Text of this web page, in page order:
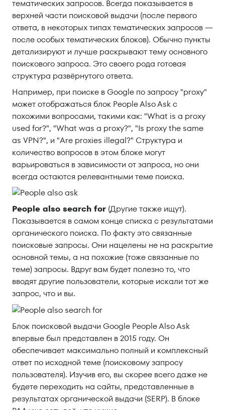
тематических запросов. Всегда показывается в
верхней части поисковой выдачи (после первого
ответа, в некоторых типах тематических запросов —
после особых тематических блоков). Обычно пункты
детализируют и лучше раскрывают тему основного
поискового запроса. Это своего рода готовая
структура развёрнутого ответа.
Например, при поиске в Google по запросу "proxy"
может отображаться блок People Also Ask с
похожими вопросами, такими как: "What is a proxy
used for?", "What was a proxy?", "Is proxy the same
as VPN?", и "Are proxies illegal?" Структура и
количество вопросов в этом блоке могут
варьироваться в зависимости от запроса, но они
всегда остаются релевантными теме поиска.
People also search for (Другие также ищут).
Показывается в самом конце списка с результатами
органического поиска. По факту это связанные
поисковые запросы. Они нацелены не на раскрытие
основной темы, а на похожие (тоже связанные по
теме) запросы. Вдруг вам будет полезно то, что
вводят другие пользователи, которые искали тот же
запрос, что и вы.
Блок поисковой выдачи Google People Also Ask
впервые был представлен в 2015 году. Он
обеспечивает максимально полный и комплексный
ответ по исходной теме (поисковому запросу
пользователя). Изучив его, вы скорее всего даже не
будете переходить на сайты, представленные в
результатах органической выдачи (SERP). В блоке